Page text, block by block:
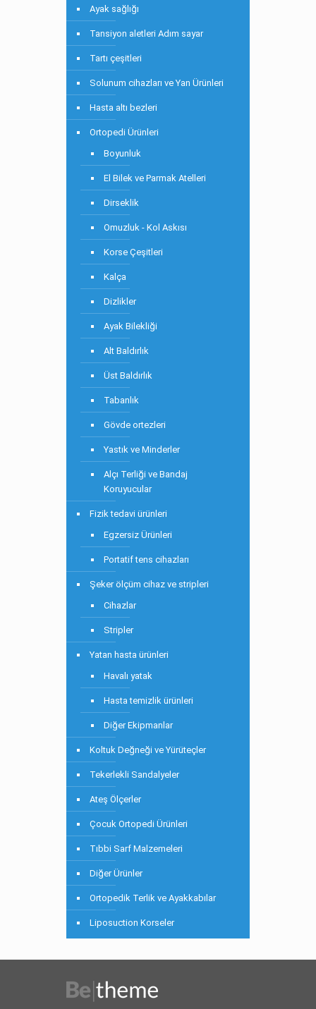
Ayak sağlığı
Tansiyon aletleri Adım sayar
Tartı çeşitleri
Solunum cihazları ve Yan Ürünleri
Hasta altı bezleri
Ortopedi Ürünleri
Boyunluk
El Bilek ve Parmak Atelleri
Dirseklik
Omuzluk - Kol Askısı
Korse Çeşitleri
Kalça
Dizlikler
Ayak Bilekliği
Alt Baldırlık
Üst Baldırlık
Tabanlık
Gövde ortezleri
Yastık ve Minderler
Alçı Terliği ve Bandaj
Koruyucular
Fizik tedavi ürünleri
Egzersiz Ürünleri
Portatif tens cihazları
Şeker ölçüm cihaz ve stripleri
Cihazlar
Stripler
Yatan hasta ürünleri
Havalı yatak
Hasta temizlik ürünleri
Diğer Ekipmanlar
Koltuk Değneği ve Yürüteçler
Tekerlekli Sandalyeler
Ateş Ölçerler
Çocuk Ortopedi Ürünleri
Tıbbi Sarf Malzemeleri
Diğer Ürünler
Ortopedik Terlik ve Ayakkabılar
Liposuction Korseler